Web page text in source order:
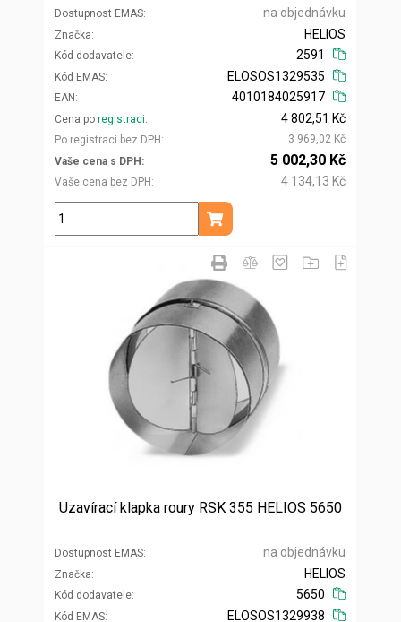
Dostupnost EMAS na objednávku
Značka
Kód dodavatele
HELIOS
2591
Kód EMAS
EAN
ELOSOS1329535
4010184025917
Cena po registraci
Po registraci bez DPH
4 802,51 Kč
3 969,02 Kč
Vaše cena s DPH
Vaše cena bez DPH
5 002,30 Kč
4 134,13 Kč
ks
Přidat do košíku
Uzavírací klapka roury RSK 355 HELIOS 5650
Dostupnost EMAS na objednávku
Značka
Kód dodavatele
HELIOS
5650
Kód EMAS
ELOSOS1329938